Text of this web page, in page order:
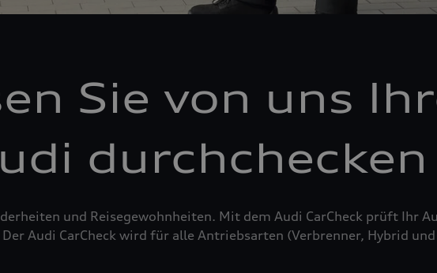
Sie von uns
durchchecken
und Reisegewohnheiten. Mit dem Audi CarCheck prüft Ihr
Audi CarCheck wird für alle Antriebsarten (Verbrenner, Hybrid